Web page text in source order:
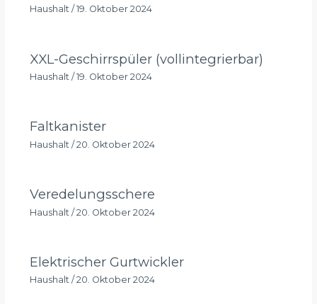
Haushalt/ 19. Oktober 2024
XXL-Geschirrspüler (vollintegrierbar)
Haushalt / 19. Oktober 2024
Faltkanister
Haushalt / 20. Oktober 2024
Veredelungsschere
Haushalt /20. Oktober 2024
Elektrischer Gurtwickler
Haushalt/ 20. Oktober 2024